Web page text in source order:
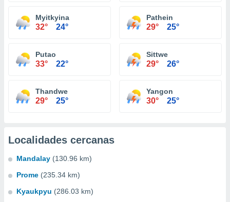
Myitkyina
32° 24°
Pathein
29° 25°
Putao
33° 22°
Sittwe
29° 26°
Thandwe
29° 25°
Yangon
30° 25°
Localidades cercanas
Mandalay (130.96 km)
Prome (235.34 km)
Kyaukpyu (286.03 km)